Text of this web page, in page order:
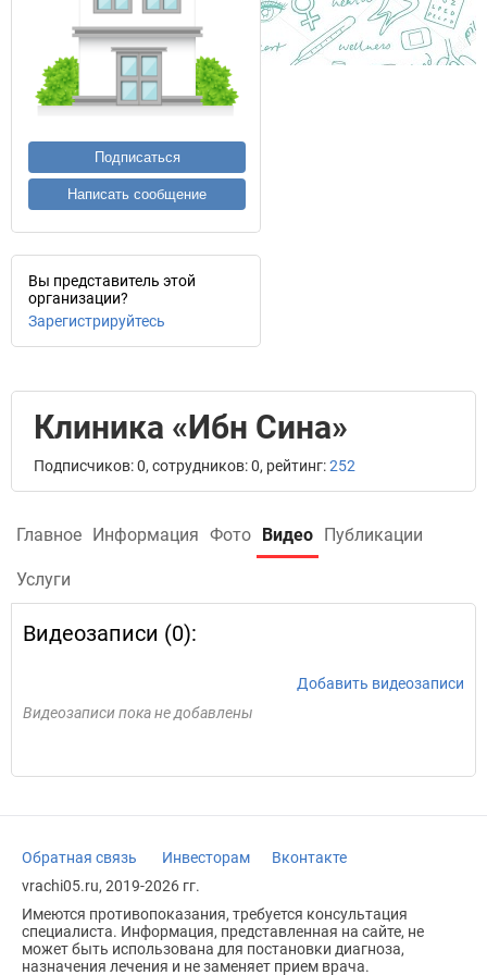
Подписаться
Написать сообщение
Вы представитель этой
организации?
Зарегистрируйтесь
Клиника «Ибн Сина»
Подписчиков: 0, сотрудников: 0, рейтинг:252
Главное Информация Фото Видео Публикации
Услуги
Видеозаписи (0):
Добавить видеозаписи
Видеозаписи пока не добавлены
Обратная связь Инвесторам
Вконтакте
vrachi05.ru, 2019-2026 гг.
Имеются противопоказания, требуется консультация
специалиста. Информация, представленная на сайте, не
может быть использована для постановки диагноза,
назначения лечения и не заменяет прием врача.